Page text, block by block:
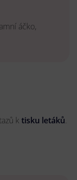
áčko,
k tisku letáků.